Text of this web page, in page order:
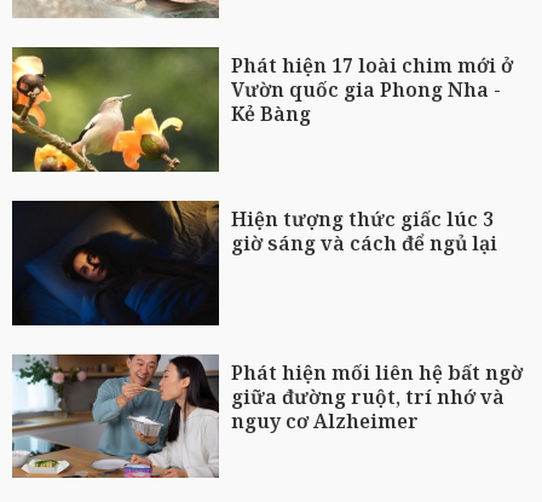
Phát hiện 17 loài chim mới ở
Vườn quốc gia Phong Nha -
Kẻ Bàng
Hiện tượng thức giấc lúc 3
giờ sáng và cách để ngủ lại
Phát hiện mối liên hệ bất ngờ
giữa đường ruột, trí nhớ và
nguy cơ Alzheimer